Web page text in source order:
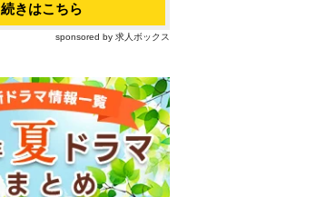
続きはこちら
sponsored by 求人ボックス